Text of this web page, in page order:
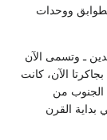
ووحدات
ـ وتسمى الآن
الآن، كانت
الجنوب من
بداية القرن